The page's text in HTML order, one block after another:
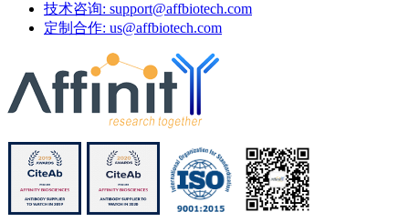
技术咨询: support@affbiotech.com
定制合作: us@affbiotech.com